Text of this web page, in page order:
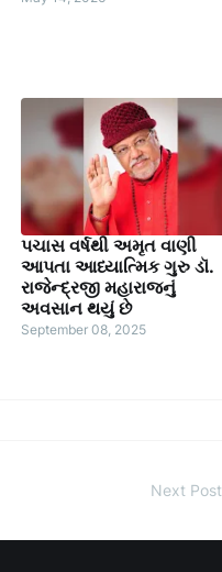
પચાસ વર્ષથી અમૃત વાણી
આપતા આધ્યાત્મિક ગુરુ ડૉ.
રાજેન્દ્રજી મહારાજનું
અવસાન થયું છે
September 08, 2025
Next Post